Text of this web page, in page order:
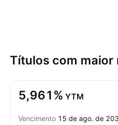
Títulos com maior
5,961% YTM
Vencimento 15 de ago. de